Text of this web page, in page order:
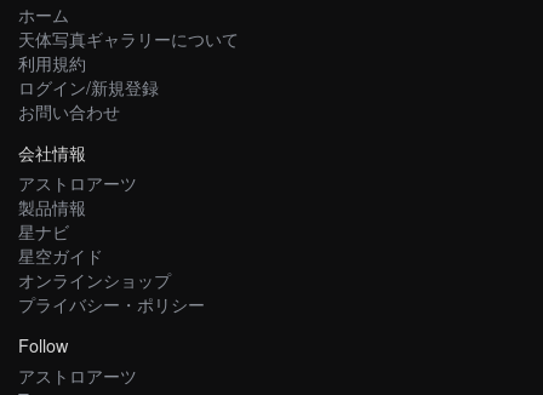
ホーム
天体写真ギャラリーについて
利用規約
ログイン/新規登録
お問い合わせ
会社情報
アストロアーツ
製品情報
星ナビ
星空ガイド
オンラインショップ
プライバシー・ポリシー
Follow
アストロアーツ